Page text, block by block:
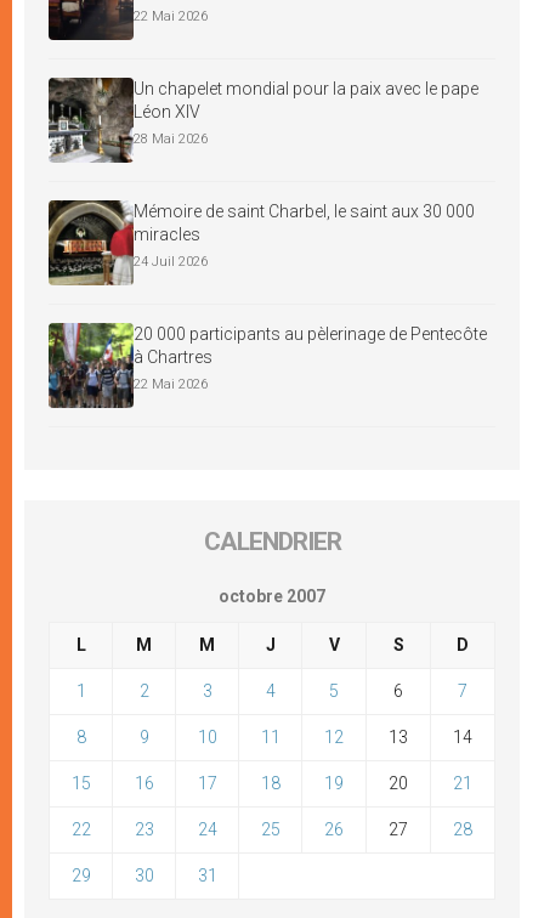
22 Mai 2026
Un chapelet mondial pour la paix avec le pape
Léon XIV
28 Mai 2026
Mémoire de saint Charbel, le saint aux 30 000
miracles
24 Juil 2026
20 000 participants au pèlerinage de Pentecôte
à Chartres
22 Mai 2026
CALENDRIER
octobre 2007
L M M J V S D
1 2 3 4 5 6 7
8 9 10 11 12 13 14
15 16 17 18 19 20 21
22 23 24 25 26 27 28
29 30 31